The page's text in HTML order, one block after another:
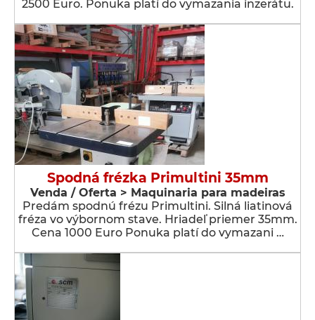
2500 Euro. Ponuka platí do vymazania inzerátu.
Spodná frézka Primultini 35mm
Venda / Oferta > Maquinaria para madeiras
Predám spodnú frézu Primultini. Silná liatinová
fréza vo výbornom stave. Hriadeľ priemer 35mm.
Cena 1000 Euro Ponuka platí do vymazani …